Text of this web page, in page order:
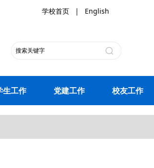
学校首页 | English
生工作 党建工作 校友工作